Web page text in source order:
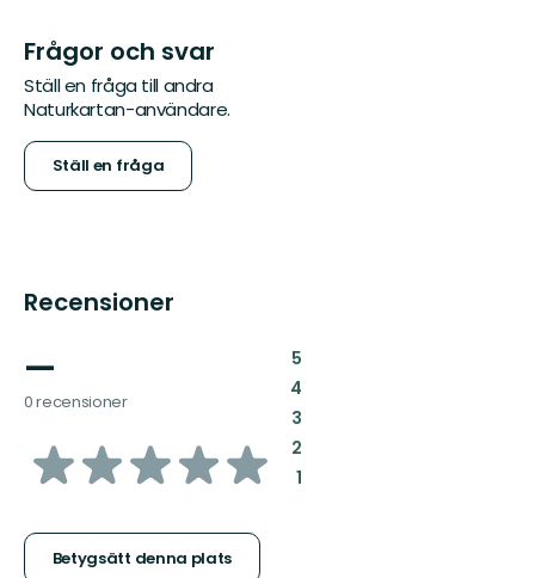
Frågor och svar
Ställ en fråga till andra
Naturkartan-användare.
Ställ en fråga
Recensioner
—
0 recensioner
av
stjärnor
Betygsätt denna plats
5:
4:
3:
2:
1: